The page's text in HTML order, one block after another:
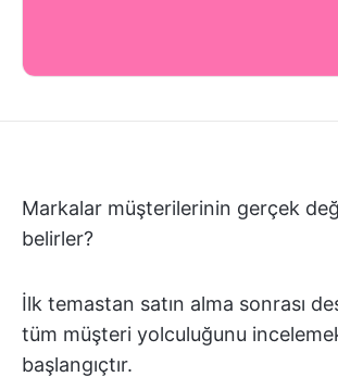
Markalar müşterilerinin gerçek
belirler?
İlk temastan satın alma sonrası
tüm müşteri yolculuğunu
başlangıçtır.